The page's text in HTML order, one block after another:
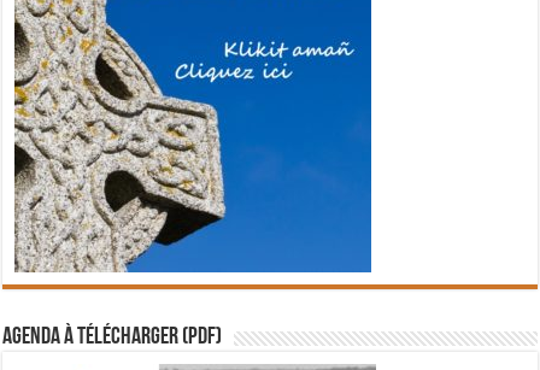
Agenda à télécharger (PDF)